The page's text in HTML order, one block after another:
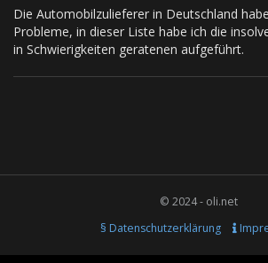
Die Automobilzulieferer in Deutschland
Probleme, in dieser Liste habe ich die
in Schwierigkeiten geratenen aufgeführt.
© 2024 - oli.net
§ Datenschutzerklärung